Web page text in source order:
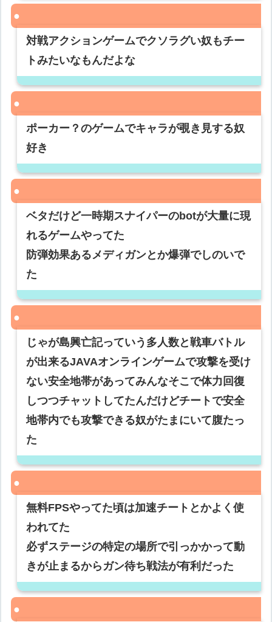
対戦アクションゲームでクソラグい奴もチー
トみたいなもんだよな
ポーカー？のゲームでキャラが覗き見する奴
好き
ベタだけど一時期スナイパーのbotが大量に現
れるゲームやってた
防弾効果あるメディガンとか爆弾でしのいで
た
じゃが島興亡記っていう多人数と戦車バトル
が出来るJAVAオンラインゲームで攻撃を受け
ない安全地帯があってみんなそこで体力回復
しつつチャットしてたんだけどチートで安全
地帯内でも攻撃できる奴がたまにいて腹たっ
た
無料FPSやってた頃は加速チートとかよく使
われてた
必ずステージの特定の場所で引っかかって動
きが止まるからガン待ち戦法が有利だった